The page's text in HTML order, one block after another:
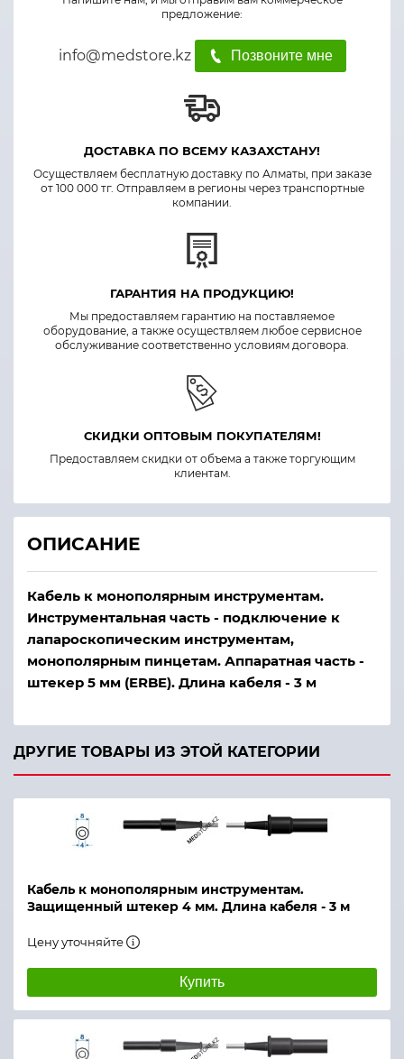
предложение:
info@medstore.kz Позвоните мне
ДОСТАВКА ПО ВСЕМУ КАЗАХСТАНУ!
Осуществляем бесплатную доставку по Алматы, при заказе
от 100 000 тг. Отправляем в регионы через транспортные
компании.
ГАРАНТИЯ НА ПРОДУКЦИЮ!
Мы предоставляем гарантию на поставляемое
оборудование, а также осуществляем любое сервисное
обслуживание соответственно условиям договора.
СКИДКИ ОПТОВЫМ ПОКУПАТЕЛЯМ!
Предоставляем скидки от объема а также торгующим
клиентам.
ОПИСАНИЕ
Кабель к монополярным инструментам.
Инструментальная часть - подключение к
лапароскопическим инструментам,
монополярным пинцетам. Аппаратная часть -
штекер 5 мм (ERBE). Длина кабеля - 3 м
ДРУГИЕ ТОВАРЫ ИЗ ЭТОЙ КАТЕГОРИИ
Кабель к монополярным инструментам.
Защищенный штекер 4 мм. Длина кабеля - 3 м
Цену уточняйте
Купить